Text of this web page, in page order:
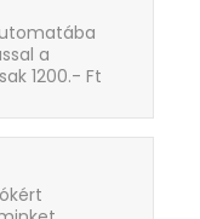
a
1200.- Ft